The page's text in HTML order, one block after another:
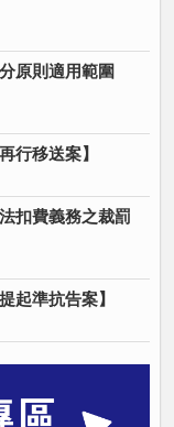
原則適用範圍
行移送案】
扣費義務之裁罰
起準抗告案】